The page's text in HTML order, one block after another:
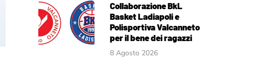
Collaborazione BkL
Basket Ladiapoli e
Polisportiva Valcanneto
per il bene dei ragazzi
8 Agosto 2026